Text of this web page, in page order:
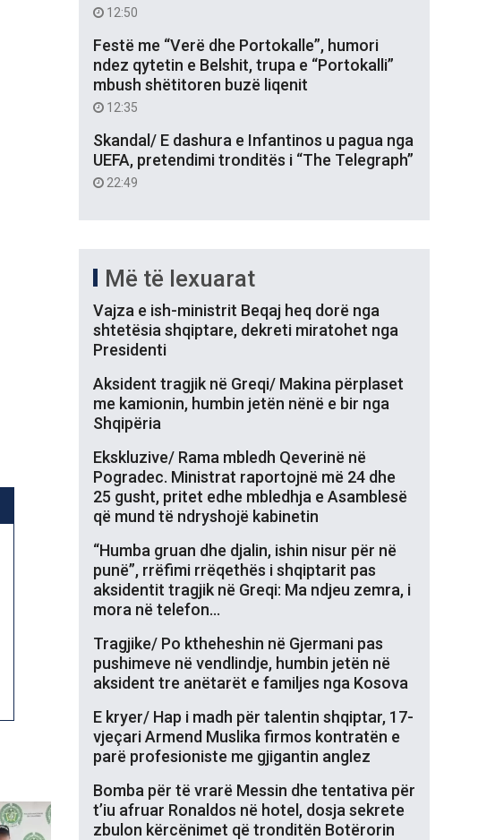
12:50
Festë me “Verë dhe Portokalle”, humori
ndez qytetin e Belshit, trupa e “Portokalli”
mbush shëtitoren buzë liqenit
12:35
Skandal/ E dashura e Infantinos u pagua nga
UEFA, pretendimi tronditës i “The Telegraph”
22:49
Më të lexuarat
Vajza e ish-ministrit Beqaj heq dorë nga
shtetësia shqiptare, dekreti miratohet nga
Presidenti
Aksident tragjik në Greqi/ Makina përplaset
me kamionin, humbin jetën nënë e bir nga
Shqipëria
Ekskluzive/ Rama mbledh Qeverinë në
Pogradec. Ministrat raportojnë më 24 dhe
25 gusht, pritet edhe mbledhja e Asamblesë
që mund të ndryshojë kabinetin
“Humba gruan dhe djalin, ishin nisur për në
punë”, rrëfimi rrëqethës i shqiptarit pas
aksidentit tragjik në Greqi: Ma ndjeu zemra, i
mora në telefon…
Tragjike/ Po ktheheshin në Gjermani pas
pushimeve në vendlindje, humbin jetën në
aksident tre anëtarët e familjes nga Kosova
E kryer/ Hap i madh për talentin shqiptar, 17-
vjeçari Armend Muslika firmos kontratën e
parë profesioniste me gjigantin anglez
Bomba për të vrarë Messin dhe tentativa për
t’iu afruar Ronaldos në hotel, dosja sekrete
zbulon kërcënimet që tronditën Botërorin